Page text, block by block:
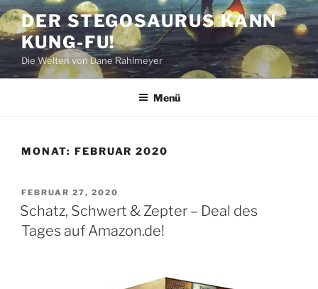
Zum
Inhalt
springen
DER STEGOSAURUS KANN
KUNG-FU!
Die Welten von Dane Rahlmeyer
Menü
MONAT: FEBRUAR 2020
VERÖFFENTLICHT
AM
FEBRUAR 27, 2020
Schatz, Schwert & Zepter – Deal des
Tages auf Amazon.de!